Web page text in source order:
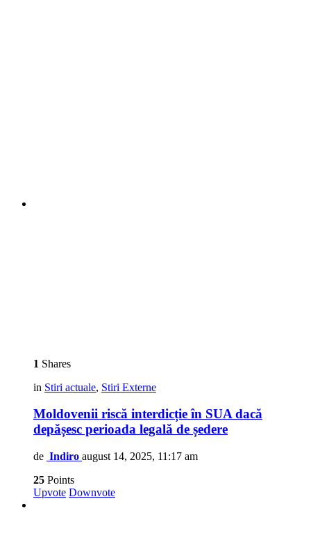
1 Shares
in Stiri actuale, Stiri Externe
Moldovenii riscă interdicție în SUA dacă
depășesc perioada legală de ședere
de Indiro august 14, 2025, 11:17 am
25 Points
Upvote Downvote